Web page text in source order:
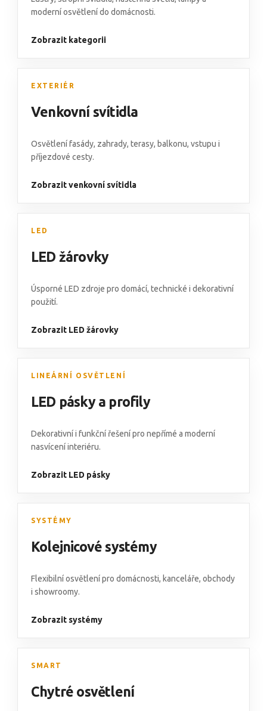
moderní osvětlení do domácnosti.
Zobrazit kategorii
EXTERIÉR
Venkovní svítidla
Osvětlení fasády, zahrady, terasy, balkonu, vstupu i
příjezdové cesty.
Zobrazit venkovní svítidla
LED
LED žárovky
Úsporné LED zdroje pro domácí, technické i dekorativní
použití.
Zobrazit LED žárovky
LINEÁRNÍ OSVĚTLENÍ
LED pásky a profily
Dekorativní i funkční řešení pro nepřímé a moderní
nasvícení interiéru.
Zobrazit LED pásky
SYSTÉMY
Kolejnicové systémy
Flexibilní osvětlení pro domácnosti, kanceláře, obchody
i showroomy.
Zobrazit systémy
SMART
Chytré osvětlení